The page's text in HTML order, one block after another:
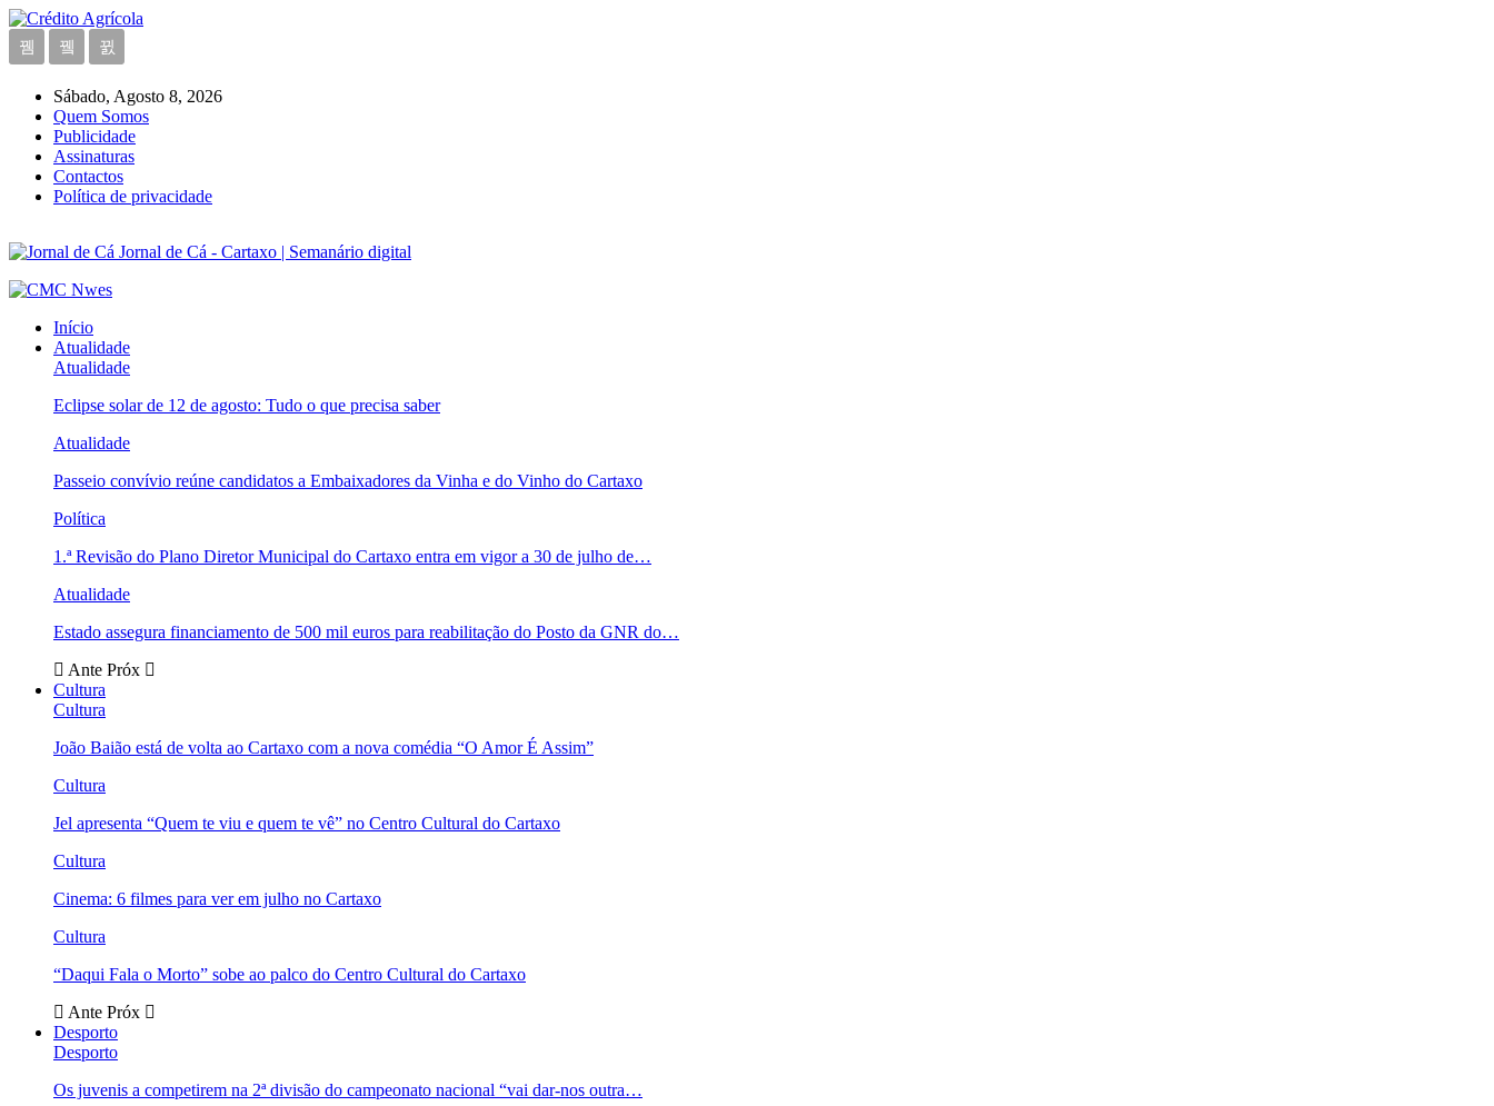
Sábado, Agosto 8, 2026
Quem Somos
Publicidade
Assinaturas
Contactos
Política de privacidade
Jornal de Cá - Cartaxo | Semanário digital
Início
Atualidade
Atualidade
Eclipse solar de 12 de agosto: Tudo o que precisa saber
Atualidade
Passeio convívio reúne candidatos a Embaixadores da Vinha e do Vinho do Cartaxo
Política
1.ª Revisão do Plano Diretor Municipal do Cartaxo entra em vigor a 30 de julho de…
Atualidade
Estado assegura financiamento de 500 mil euros para reabilitação do Posto da GNR do…
Ante Próx
Cultura
Cultura
João Baião está de volta ao Cartaxo com a nova comédia “O Amor É Assim”
Cultura
Jel apresenta “Quem te viu e quem te vê” no Centro Cultural do Cartaxo
Cultura
Cinema: 6 filmes para ver em julho no Cartaxo
Cultura
“Daqui Fala o Morto” sobe ao palco do Centro Cultural do Cartaxo
Ante Próx
Desporto
Desporto
Os juvenis a competirem na 2ª divisão do campeonato nacional “vai dar-nos outra…